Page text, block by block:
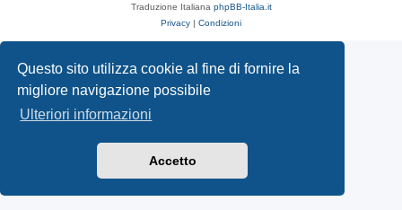
Questo sito utilizza cookie al fine di fornire la
migliore navigazione possibile
Ulteriori informazioni
Accetto
Traduzione Italiana phpBB-Italia.it
Privacy | Condizioni